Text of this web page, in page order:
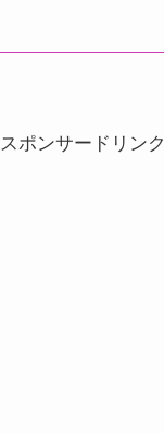
スポンサードリンク